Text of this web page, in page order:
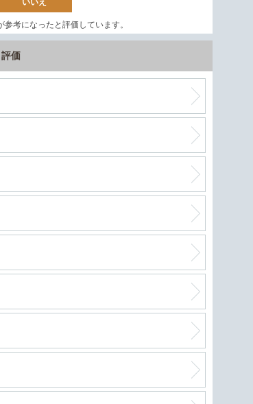
いいえ
考になったと評価しています。
価